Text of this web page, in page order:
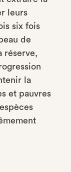
leurs
six fois
de
réserve,
la
et pauvres